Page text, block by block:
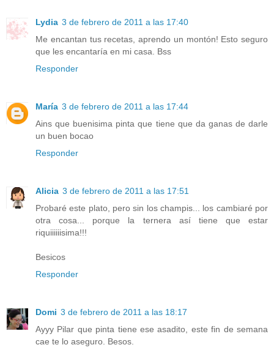
Lydia 3 de febrero de 2011 a las 17:40
Me encantan tus recetas, aprendo un montón! Esto seguro
que les encantaría en mi casa. Bss
Responder
María 3 de febrero de 2011 a las 17:44
Ains que buenisima pinta que tiene que da ganas de darle
un buen bocao
Responder
Alicia 3 de febrero de 2011 a las 17:51
Probaré este plato, pero sin los champis... los cambiaré por
otra cosa... porque la ternera así tiene que estar
riquiiiiiisima!!!
Besicos
Responder
Domi 3 de febrero de 2011 a las 18:17
Ayyy Pilar que pinta tiene ese asadito, este fin de semana
cae te lo aseguro. Besos.